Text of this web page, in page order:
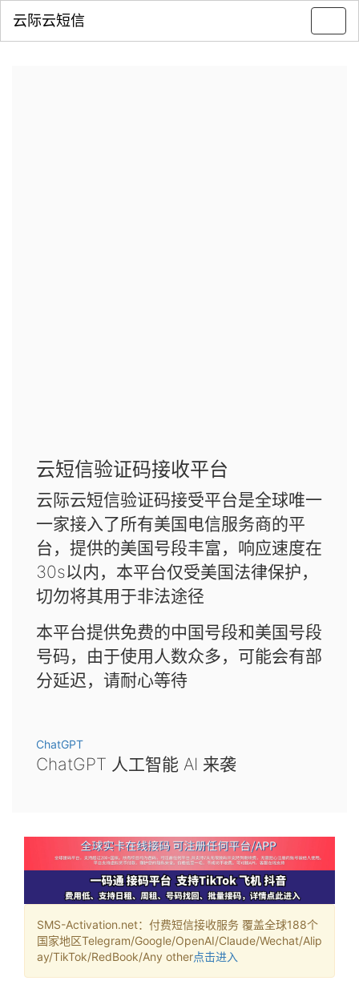
云际云短信
云短信验证码接收平台
云际云短信验证码接受平台是全球唯一
一家接入了所有美国电信服务商的平
台，提供的美国号段丰富，响应速度在
30s以内，本平台仅受美国法律保护，
切勿将其用于非法途径
本平台提供免费的中国号段和美国号段
号码，由于使用人数众多，可能会有部
分延迟，请耐心等待
ChatGPT
ChatGPT 人工智能 AI 来袭
SMS-Activation.net：付费短信接收服务 覆盖全球188个
国家地区Telegram/Google/OpenAI/Claude/Wechat/Alip
ay/TikTok/RedBook/Any other点击进入